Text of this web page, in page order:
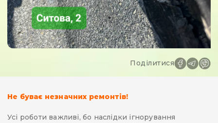
Поділитися
Не буває незначних ремонтів!
Усі роботи важливі, бо наслідки ігнорування